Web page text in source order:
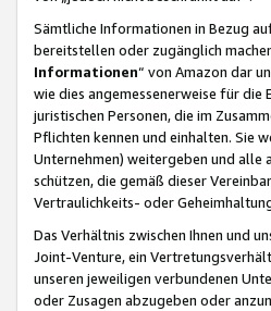
Sämtliche Informationen in Bezug
bereitstellen oder zugänglich
Informationen“ von Amazon dar
wie dies angemessenerweise für
juristischen Personen, die im
Pflichten kennen und einhalten. Sie
Unternehmen) weitergeben und alle
schützen, die gemäß dieser
Vertraulichkeits- oder
Das Verhältnis zwischen Ihnen und
Joint-Venture, ein
unseren jeweiligen verbundenen
oder Zusagen abzugeben oder